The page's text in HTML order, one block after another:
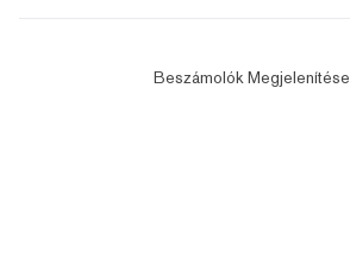
Beszámolók Megjelenítése